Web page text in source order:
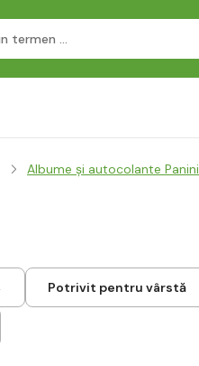
Albume și autocolante Panini
Potrivit pentru vârstă